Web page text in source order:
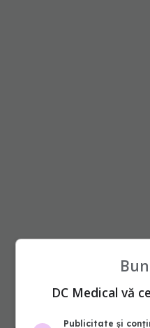
DC Medical vă
Publicitate și